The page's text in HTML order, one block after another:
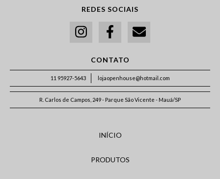
REDES SOCIAIS
CONTATO
11 95927-5643 lojaopenhouse@hotmail.com
R. Carlos de Campos, 249 - Parque São Vicente - Mauá/SP
INÍCIO
PRODUTOS